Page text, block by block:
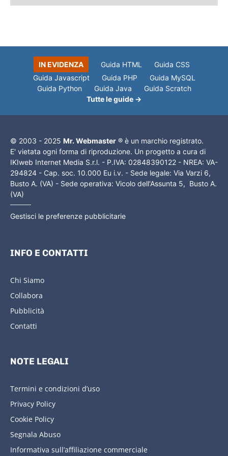
IN EVIDENZA Guida HTML
Guida CSS
Guida Javascript
Guida PHP
Guida MySQL
Guida Python
Guida Java
Guida Scratch
Tutte le guide →
© 2003 - 2025 Mr. Webmaster ® è un marchio registrato.
E' vietata ogni forma di riproduzione. Un progetto a cura di
IKIweb Internet Media S.r.l. - P.IVA: 02848390122 - NREA: VA-
294824 - Cap. soc. 10.000 Eu i.v. - Sede legale: Via Varzi 6,
Busto A. (VA) - Sede operativa: Vicolo dell'Assunta 5, Busto A.
(VA)
Gestisci le preferenze pubblicitarie
INFO E CONTATTI
Chi Siamo
Collabora
Pubblicità
Contatti
NOTE LEGALI
Termini e condizioni d’uso
Privacy Policy
Cookie Policy
Segnala Abuso
Informativa sull’affiliazione commerciale